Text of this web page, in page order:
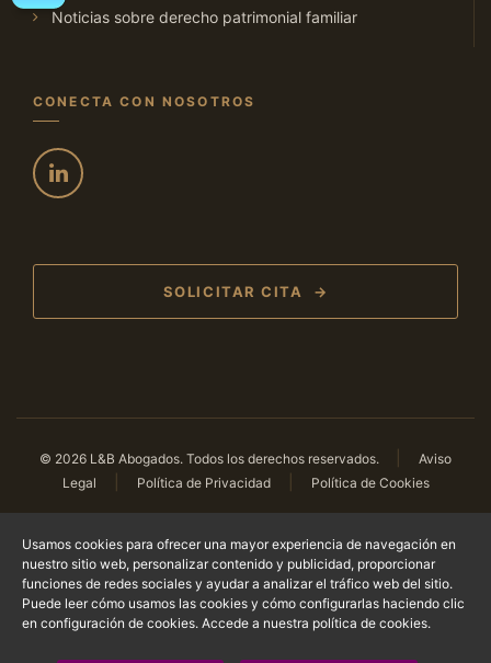
Noticias sobre derecho patrimonial familiar
CONECTA CON NOSOTROS
SOLICITAR CITA →
© 2026 L&B Abogados. Todos los derechos reservados.
Aviso
Legal
Política de Privacidad Política de Cookies
Página web creada por Alvasolution, SL
Usamos cookies para ofrecer una mayor experiencia de navegación en
nuestro sitio web, personalizar contenido y publicidad, proporcionar
funciones de redes sociales y ayudar a analizar el tráfico web del sitio.
Puede leer cómo usamos las cookies y cómo configurarlas haciendo clic
en configuración de cookies. Accede a nuestra política de cookies.